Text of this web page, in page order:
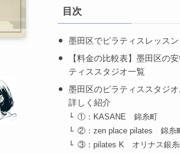
目次
墨田区でピラティスレッス
【料金の比較表】墨田区の
ティススタジオ一覧
墨田区のピラティススタジ
詳しく紹介
①：KASANE 錦糸町
②：zen place pilates 錦糸町
③：pilates K オリナス銀糸